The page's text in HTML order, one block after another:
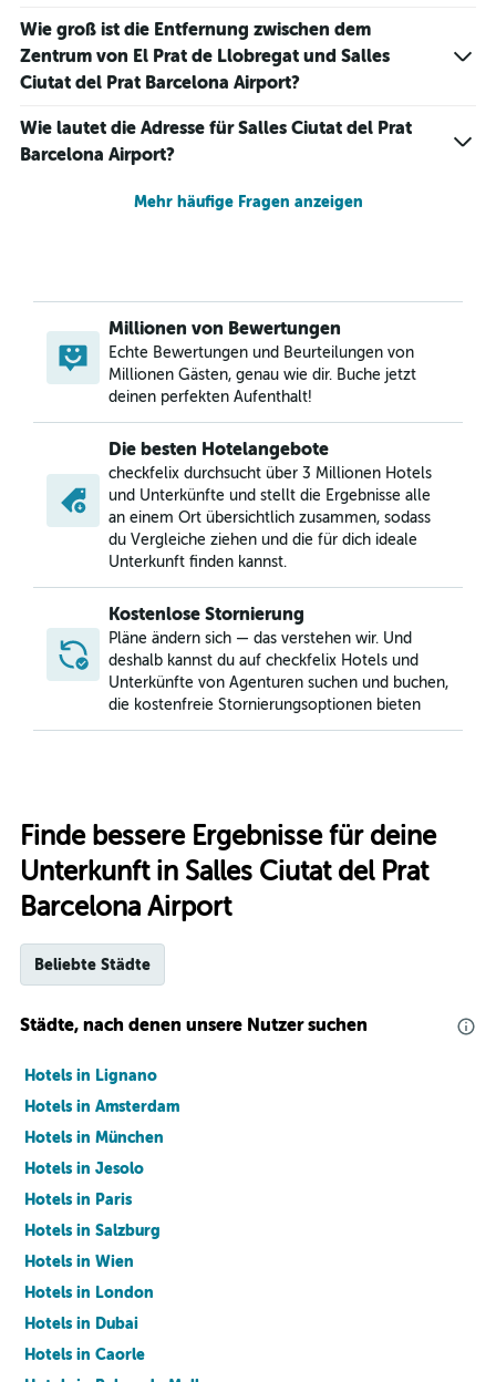
Wie groß ist die Entfernung zwischen dem
Zentrum von El Prat de Llobregat und Salles
Ciutat del Prat Barcelona Airport?
Wie lautet die Adresse für Salles Ciutat del Prat
Barcelona Airport?
Mehr häufige Fragen anzeigen
Millionen von Bewertungen
Echte Bewertungen und Beurteilungen von
Millionen Gästen, genau wie dir. Buche jetzt
deinen perfekten Aufenthalt!
Die besten Hotelangebote
checkfelix durchsucht über 3 Millionen Hotels
und Unterkünfte und stellt die Ergebnisse alle
an einem Ort übersichtlich zusammen, sodass
du Vergleiche ziehen und die für dich ideale
Unterkunft finden kannst.
Kostenlose Stornierung
Pläne ändern sich — das verstehen wir. Und
deshalb kannst du auf checkfelix Hotels und
Unterkünfte von Agenturen suchen und buchen,
die kostenfreie Stornierungsoptionen bieten
Finde bessere Ergebnisse für deine
Unterkunft in Salles Ciutat del Prat
Barcelona Airport
Beliebte Städte
Städte, nach denen unsere Nutzer suchen
Hotels in Lignano
Hotels in Amsterdam
Hotels in München
Hotels in Jesolo
Hotels in Paris
Hotels in Salzburg
Hotels in Wien
Hotels in London
Hotels in Dubai
Hotels in Caorle